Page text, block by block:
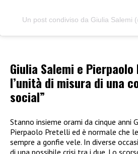
Un post condiviso da Giulia Salemi
Giulia Salemi e
l’unità di misura di una
social”
Stanno insieme orami da cinque anni
Pierpaolo Pretelli ed è normale che
sempre a gonfie vele. In diverse